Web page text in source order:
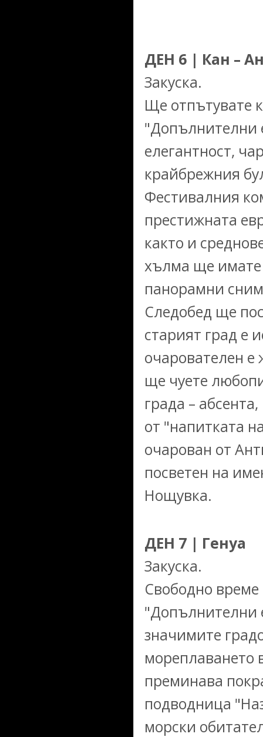
ДЕН 6 | Кан –
Закуска.
Ще отпътувате
"Допълнителни
елегантност,
крайбрежния
Фестивалния
престижната
както и
хълма ще имате
панорамни
Следобед ще
старият град е
очарователен
ще чуете
града –
от "напитката
очарован от
посветен на
Нощувка.
ДЕН 7 | Генуа
Закуска.
Свободно време
"Допълнителни
значимите
мореплаването
преминава
подводница
морски